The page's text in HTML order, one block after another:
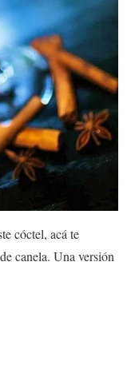
cóctel, acá te
canela. Una versión